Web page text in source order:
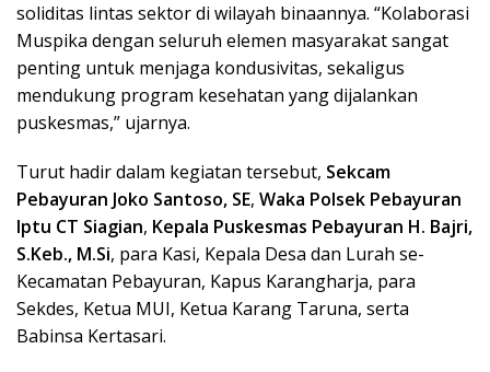
soliditas lintas sektor di wilayah binaannya. “Kolaborasi
Muspika dengan seluruh elemen masyarakat sangat
penting untuk menjaga kondusivitas, sekaligus
mendukung program kesehatan yang dijalankan
puskesmas,” ujarnya.
Turut hadir dalam kegiatan tersebut, Sekcam
Pebayuran Joko Santoso, SE, Waka Polsek Pebayuran
Iptu CT Siagian, Kepala Puskesmas Pebayuran H. Bajri,
S.Keb., M.Si, para Kasi, Kepala Desa dan Lurah se-
Kecamatan Pebayuran, Kapus Karangharja, para
Sekdes, Ketua MUI, Ketua Karang Taruna, serta
Babinsa Kertasari.